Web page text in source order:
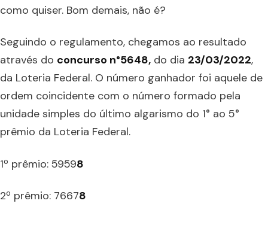
como quiser. Bom demais, não é?
Seguindo o regulamento, chegamos ao resultado
através do concurso n°5648, do dia 23/03/2022,
da Loteria Federal. O número ganhador foi aquele de
ordem coincidente com o número formado pela
unidade simples do último algarismo do 1° ao 5°
prêmio da Loteria Federal. ⠀
1º prêmio: 59598
2º prêmio: 76678